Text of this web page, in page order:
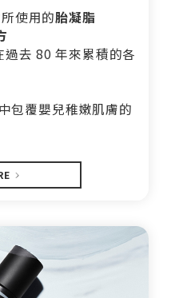
使用的胎凝脂
過去 80 年來累積的各
包覆嬰兒稚嫩肌膚的